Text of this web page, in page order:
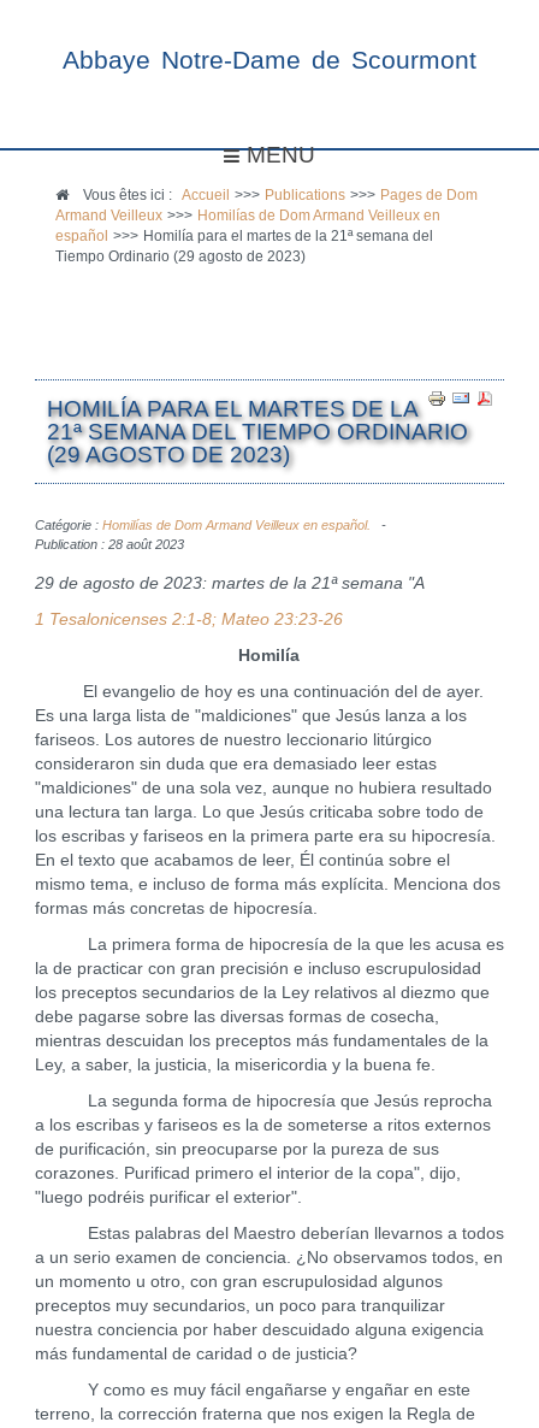
Abbaye Notre-Dame de Scourmont
MENU
Vous êtes ici :Accueil >>> Publications >>> Pages de Dom
Armand Veilleux >>> Homilías de Dom Armand Veilleux en
español
>>> Homilía para el martes de la 21ª semana del
Tiempo Ordinario (29 agosto de 2023)
HOMILÍA PARA EL MARTES DE LA
21ª SEMANA DEL TIEMPO ORDINARIO
(29 AGOSTO DE 2023)
Catégorie : Homilías de Dom Armand Veilleux en español.
Publication : 28 août 2023
29 de agosto de 2023: martes de la 21ª semana "A
1 Tesalonicenses 2:1-8; Mateo 23:23-26
Homilía
El evangelio de hoy es una continuación del de ayer.
Es una larga lista de "maldiciones" que Jesús lanza a los
fariseos. Los autores de nuestro leccionario litúrgico
consideraron sin duda que era demasiado leer estas
"maldiciones" de una sola vez, aunque no hubiera resultado
una lectura tan larga. Lo que Jesús criticaba sobre todo de
los escribas y fariseos en la primera parte era su hipocresía.
En el texto que acabamos de leer, Él continúa sobre el
mismo tema, e incluso de forma más explícita. Menciona dos
formas más concretas de hipocresía.
La primera forma de hipocresía de la que les acusa es
la de practicar con gran precisión e incluso escrupulosidad
los preceptos secundarios de la Ley relativos al diezmo que
debe pagarse sobre las diversas formas de cosecha,
mientras descuidan los preceptos más fundamentales de la
Ley, a saber, la justicia, la misericordia y la buena fe.
La segunda forma de hipocresía que Jesús reprocha
a los escribas y fariseos es la de someterse a ritos externos
de purificación, sin preocuparse por la pureza de sus
corazones. Purificad primero el interior de la copa", dijo,
"luego podréis purificar el exterior".
Estas palabras del Maestro deberían llevarnos a todos
a un serio examen de conciencia. ¿No observamos todos, en
un momento u otro, con gran escrupulosidad algunos
preceptos muy secundarios, un poco para tranquilizar
nuestra conciencia por haber descuidado alguna exigencia
más fundamental de caridad o de justicia?
Y como es muy fácil engañarse y engañar en este
terreno, la corrección fraterna que nos exigen la Regla de